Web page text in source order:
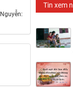
Tin xem